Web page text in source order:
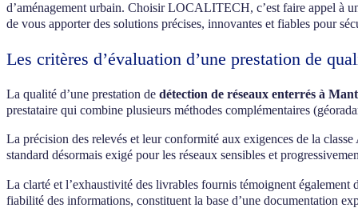
d’aménagement urbain. Choisir LOCALITECH, c’est faire appel à
de vous apporter des solutions précises, innovantes et fiables pour
Les critères d’évaluation d’une prestation de
La qualité d’une prestation de détection de réseaux enterrés à
prestataire qui combine plusieurs méthodes complémentaires
La précision des relevés et leur conformité aux exigences de la
standard désormais exigé pour les réseaux sensibles et
La clarté et l’exhaustivité des livrables fournis témoignent également
fiabilité des informations, constituent la base d’une documentation